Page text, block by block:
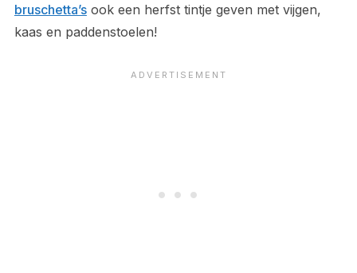
bruschetta’sook een herfst tintje geven met vijgen,
kaas en paddenstoelen!